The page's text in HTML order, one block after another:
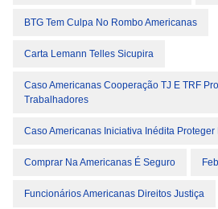
BTG Tem Culpa No Rombo Americanas
Carta Lemann Telles Sicupira
Caso Americanas Cooperação TJ E TRF
Trabalhadores
Caso Americanas Iniciativa Inédita
Comprar Na Americanas É Seguro
Funcionários Americanas Direitos Justiça